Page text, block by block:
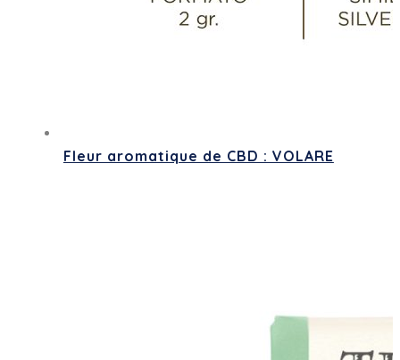
Fleur aromatique de CBD : VOLARE